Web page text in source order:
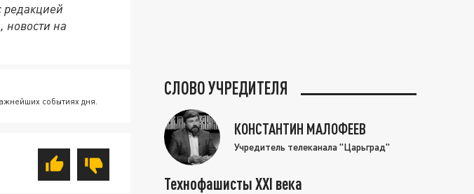
редакцией
на
событиях дня.
СЛОВО УЧРЕДИТЕЛЯ
КОНСТАНТИН МАЛОФЕЕВ
Учредитель телеканала "Царьград"
Технофашисты XXI века